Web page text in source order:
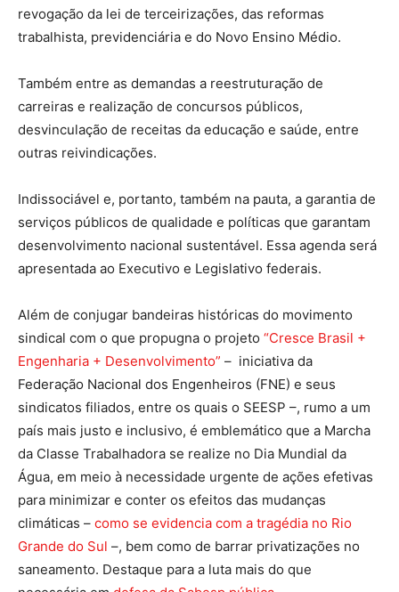
revogação da lei de terceirizações, das reformas
trabalhista, previdenciária e do Novo Ensino Médio.
Também entre as demandas a reestruturação de
carreiras e realização de concursos públicos,
desvinculação de receitas da educação e saúde, entre
outras reivindicações.
Indissociável e, portanto, também na pauta, a garantia de
serviços públicos de qualidade e políticas que garantam
desenvolvimento nacional sustentável. Essa agenda será
apresentada ao Executivo e Legislativo federais.
Além de conjugar bandeiras históricas do movimento
sindical com o que propugna o projeto “Cresce Brasil +
Engenharia + Desenvolvimento” – iniciativa da
Federação Nacional dos Engenheiros (FNE) e seus
sindicatos filiados, entre os quais o SEESP –, rumo a um
país mais justo e inclusivo, é emblemático que a Marcha
da Classe Trabalhadora se realize no Dia Mundial da
Água, em meio à necessidade urgente de ações efetivas
para minimizar e conter os efeitos das mudanças
climáticas – como se evidencia com a tragédia no Rio
Grande do Sul –, bem como de barrar privatizações no
saneamento. Destaque para a luta mais do que